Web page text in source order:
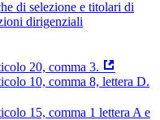
di selezione e titolari di
dirigenziali
20, comma 3.
10, comma 8, lettera D.
15, comma 1 lettera A e